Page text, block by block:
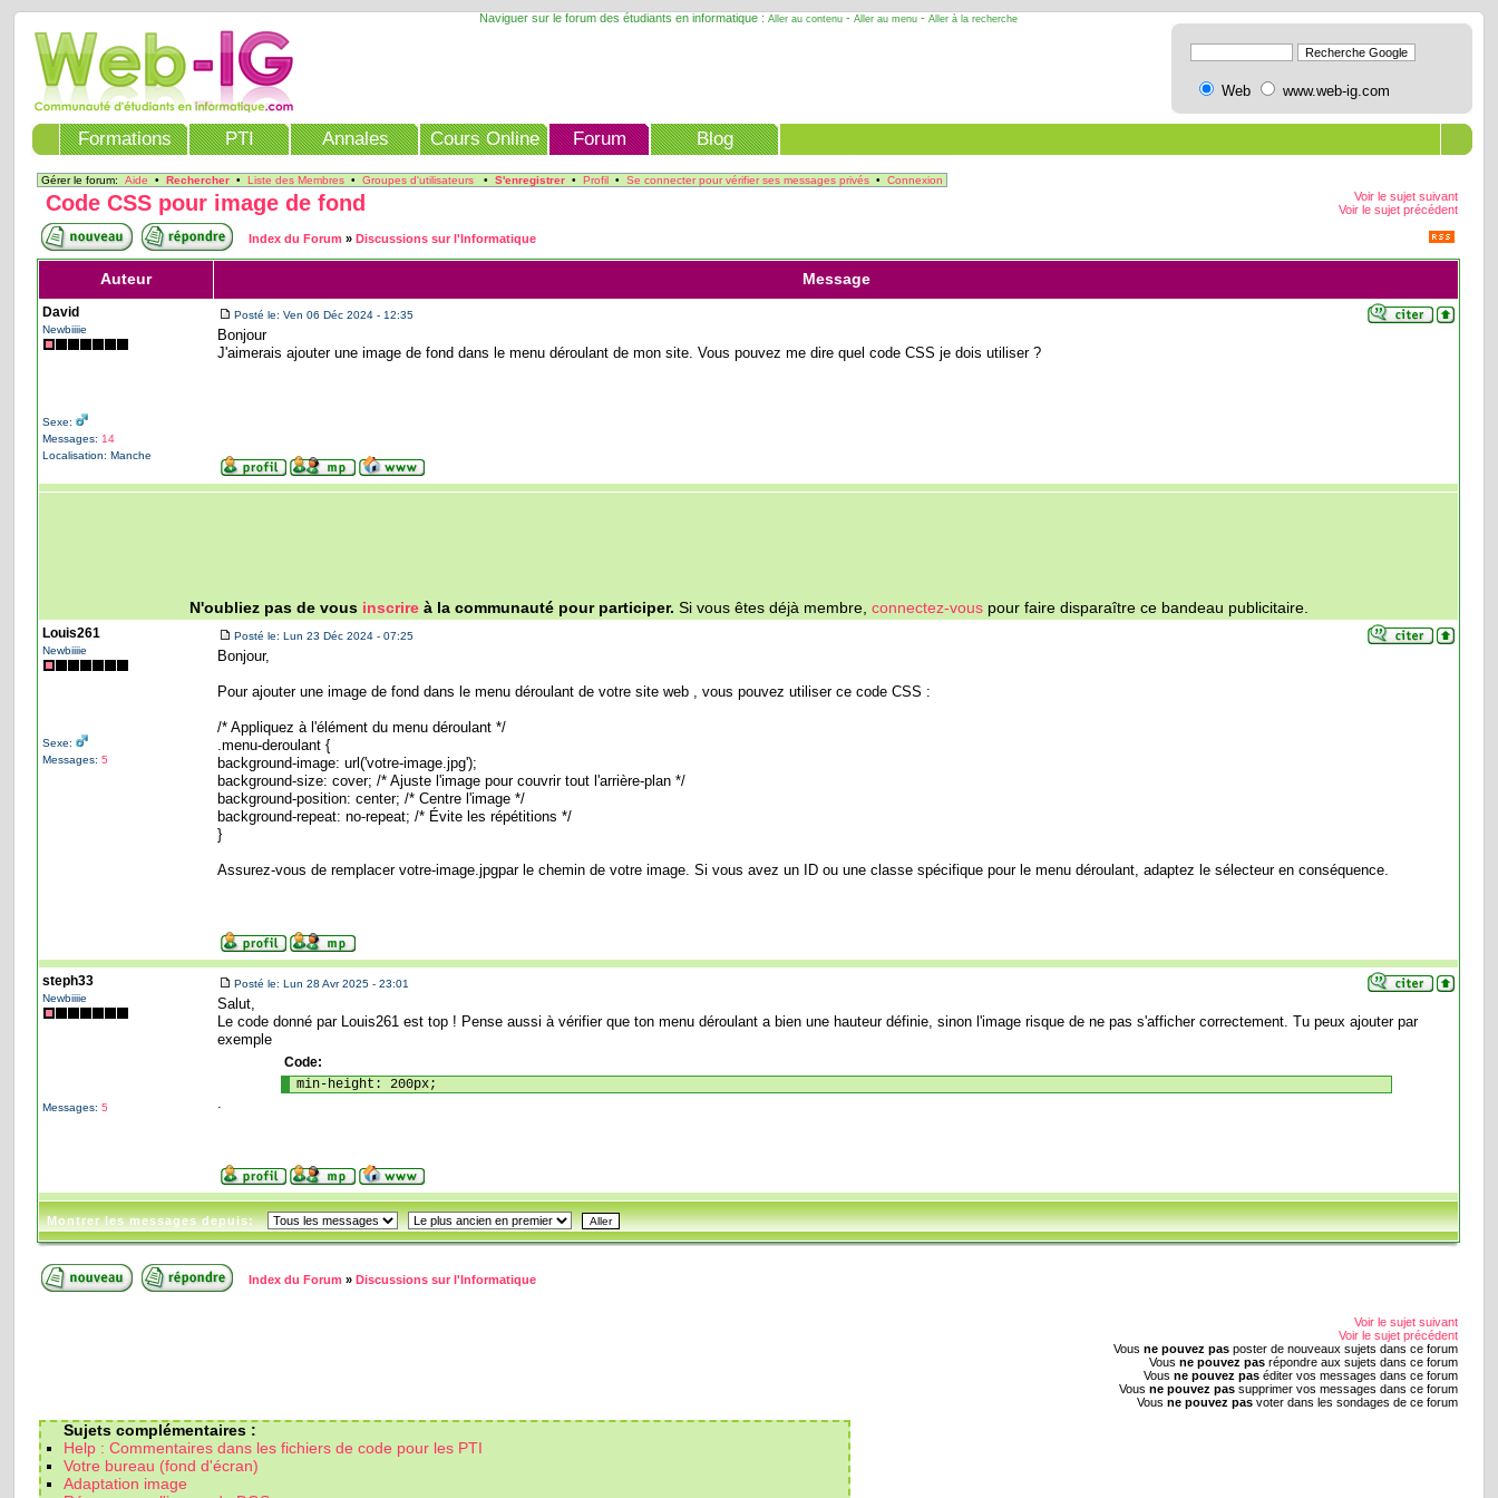
Naviguer sur le forum des étudiants en informatique :Aller au contenu -Aller au menu -Aller à la recherche
Web www.web-ig.com
Formations PTI Annales Cours Online Forum Blog
Gérer le forum:Aide •Rechercher •Liste des Membres •Groupes d'utilisateurs •S'enregistrer •Profil •Se connecter pour vérifier ses messages privés •Connexion
Code CSS pour image de fond
Voir le sujet suivant
Voir le sujet précédent
Index du Forum »Discussions sur l'Informatique
Auteur Message
David
Newbiiiie
Sexe:
Messages: 14
Localisation: Manche
Posté le: Ven 06 Déc 2024 - 12:35
Bonjour
J'aimerais ajouter une image de fond dans le menu déroulant de mon site. Vous pouvez me dire quel code CSS je dois utiliser ?
N'oubliez pas de vous inscrireà la communauté pour participer. Si vous êtes déjà membre, connectez-vouspour faire disparaître ce bandeau publicitaire.
Louis261
Newbiiiie
Sexe:
Messages:5
Posté le: Lun 23 Déc 2024 - 07:25
Bonjour,
Pour ajouter une image de fond dans le menu déroulant de votre site web , vous pouvez utiliser ce code CSS :
/* Appliquez à l'élément du menu déroulant */
.menu-deroulant {
background-image: url('votre-image.jpg');
background-size: cover; /* Ajuste l'image pour couvrir tout l'arrière-plan */
background-position: center; /* Centre l'image */
background-repeat: no-repeat; /* Évite les répétitions */
}
Assurez-vous de remplacer votre-image.jpgpar le chemin de votre image. Si vous avez un ID ou une classe spécifique pour le menu déroulant, adaptez le sélecteur en conséquence.
steph33
Newbiiiie
Messages:5
Posté le: Lun 28 Avr 2025 - 23:01
Salut,
Le code donné par Louis261 est top ! Pense aussi à vérifier que ton menu déroulant a bien une hauteur définie, sinon l'image risque de ne pas s'afficher correctement. Tu peux ajouter par
exemple
Code:
min-height: 200px;
Montrer les messages depuis:
Index du Forum »Discussions sur l'Informatique
Sujets complémentaires :
Help : Commentaires dans les fichiers de code pour les PTI
Votre bureau (fond d'écran)
Adaptation image
Voir le sujet suivant
Voir le sujet précédent
Vousne pouvez pas poster de nouveaux sujets dans ce forum
Vousne pouvez pas répondre aux sujets dans ce forum
Vousne pouvez pas éditer vos messages dans ce forum
Vousne pouvez pas supprimer vos messages dans ce forum
Vousne pouvez pas voter dans les sondages de ce forum